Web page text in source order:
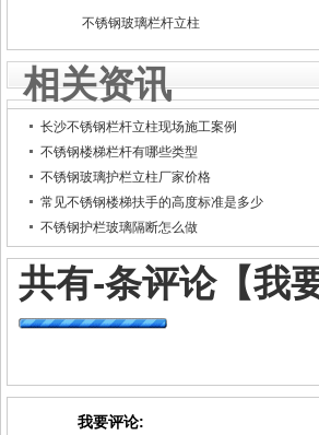
不锈钢玻璃栏杆立柱
相关资讯
长沙不锈钢栏杆立柱现场施工案例
不锈钢楼梯栏杆有哪些类型
不锈钢玻璃护栏立柱厂家价格
常见不锈钢楼梯扶手的高度标准是多少
不锈钢护栏玻璃隔断怎么做
共有-条评论【我
我要评论: